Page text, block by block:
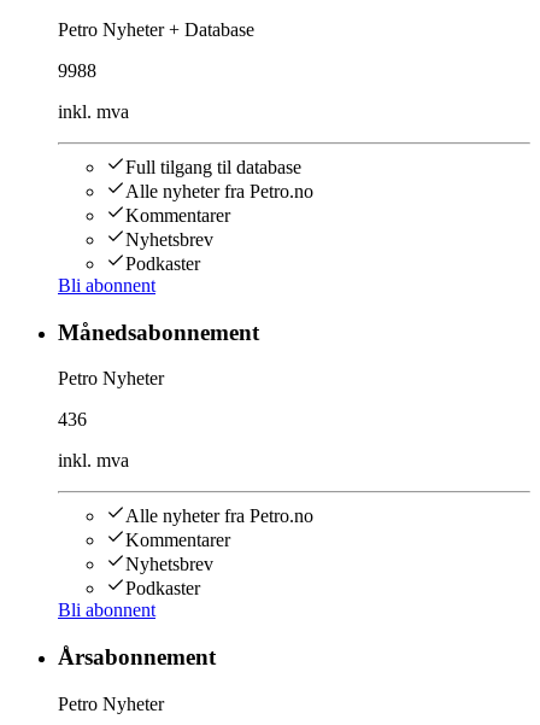
Petro Nyheter + Database
9988
inkl. mva
Full tilgang til database
Alle nyheter fra Petro.no
Kommentarer
Nyhetsbrev
Podkaster
Bli abonnent
Månedsabonnement
Petro Nyheter
436
inkl. mva
Alle nyheter fra Petro.no
Kommentarer
Nyhetsbrev
Podkaster
Bli abonnent
Årsabonnement
Petro Nyheter